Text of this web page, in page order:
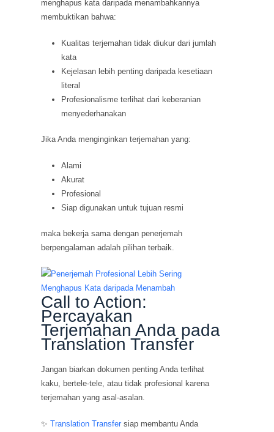
menghapus kata daripada menambahkannya
membuktikan bahwa:
Kualitas terjemahan tidak diukur dari jumlah
kata
Kejelasan lebih penting daripada kesetiaan
literal
Profesionalisme terlihat dari keberanian
menyederhanakan
Jika Anda menginginkan terjemahan yang:
Alami
Akurat
Profesional
Siap digunakan untuk tujuan resmi
maka bekerja sama dengan penerjemah
berpengalaman adalah pilihan terbaik.
Call to Action:
Percayakan
Terjemahan Anda pada
Translation Transfer
Jangan biarkan dokumen penting Anda terlihat
kaku, bertele-tele, atau tidak profesional karena
terjemahan yang asal-asalan.
✨Translation Transfer siap membantu Anda